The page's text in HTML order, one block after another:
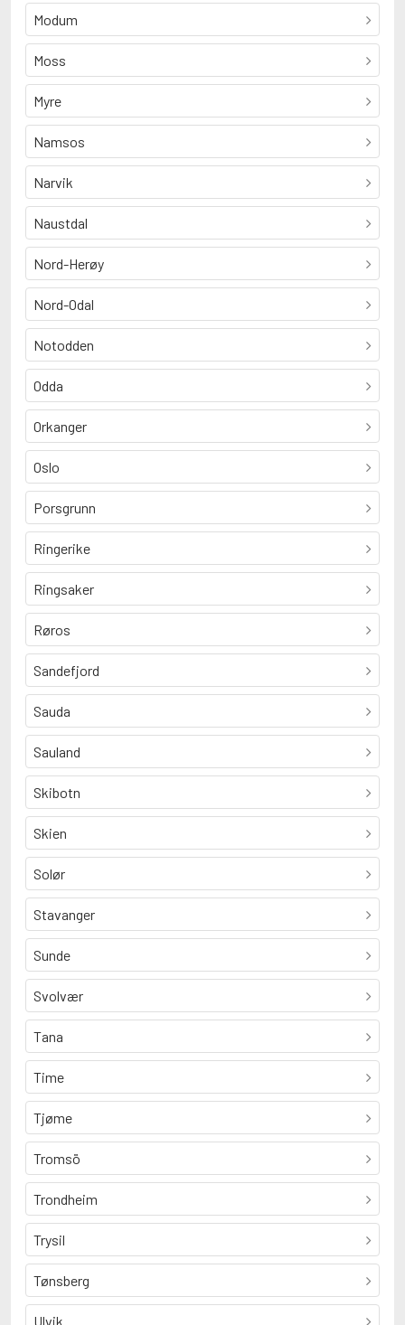
Modum
Moss
Myre
Namsos
Narvik
Naustdal
Nord-Herøy
Nord-Odal
Notodden
Odda
Orkanger
Oslo
Porsgrunn
Ringerike
Ringsaker
Røros
Sandefjord
Sauda
Sauland
Skibotn
Skien
Solør
Stavanger
Sunde
Svolvær
Tana
Time
Tjøme
Tromsö
Trondheim
Trysil
Tønsberg
Ulvik